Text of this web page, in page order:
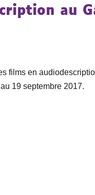
au
films en
19 septembre 2017.